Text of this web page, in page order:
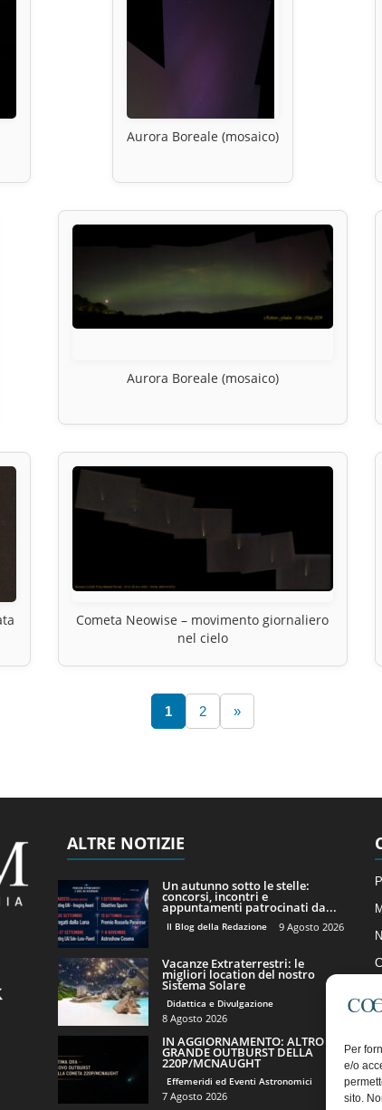
Per
e/o
sito.
Aurora Boreale (mosaico)
Aurora Boreale (mosaico)
Cometa Neowise – movimento giornaliero
nel cielo
1 2 »
ALTRE NOTIZIE
Un autunno sotto le stelle:
concorsi, incontri e
appuntamenti patrocinati da...
Il Blog della Redazione 9 Agosto 2026
Vacanze Extraterrestri: le
migliori location del nostro
Sistema Solare
Didattica e Divulgazione
8 Agosto 2026
IN AGGIORNAMENTO: ALTRO
GRANDE OUTBURST DELLA
220P/MCNAUGHT
Effemeridi ed Eventi Astronomici
7 Agosto 2026